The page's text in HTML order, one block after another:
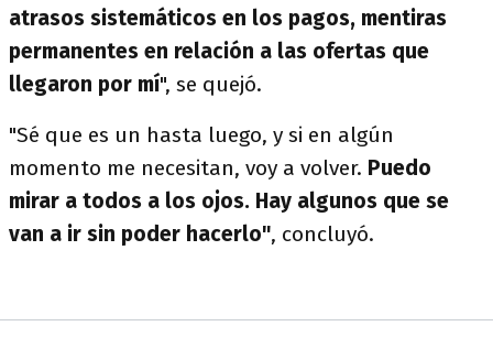
atrasos sistemáticos en los pagos, mentiras
permanentes en relación a las ofertas que
llegaron por mí", se quejó.
"Sé que es un hasta luego, y si en algún
momento me necesitan, voy a volver. Puedo
mirar a todos a los ojos. Hay algunos que se
van a ir sin poder hacerlo", concluyó.